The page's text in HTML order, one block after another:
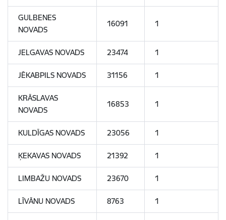
GULBENES
NOVADS
16091 1
JELGAVAS NOVADS 23474 1
JĒKABPILS NOVADS 31156 1
KRĀSLAVAS
NOVADS
16853 1
KULDĪGAS NOVADS 23056 1
ĶEKAVAS NOVADS 21392 1
LIMBAŽU NOVADS 23670 1
LĪVĀNU NOVADS 8763 1